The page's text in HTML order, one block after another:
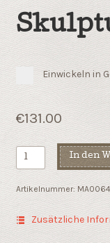
Einwickeln in
€131.00
Die
Krönung
Menge
In den
Artikelnummer:
Zusätzliche